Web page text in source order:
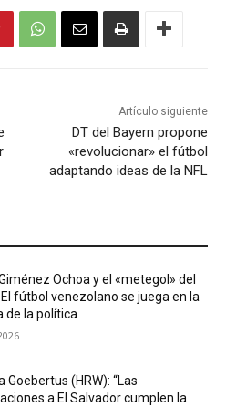
Artículo siguiente
DT del Bayern propone
«revolucionar» el fútbol
adaptando ideas de la NFL
Ochoa y el «metegol» del
fútbol venezolano se juega en la
de la política
Goebertus (HRW): “Las
a El Salvador cumplen la